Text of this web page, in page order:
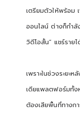
เตรียมตัวให้พร้อม
ออนไลน์ ต่างก็กำลั
วิดีโอสั้น” แชร์รายไ
เพราะในช่วงระยะ
เดียแพลตฟอร์มทั้ง
ต้องเสียพื้นที่ทางก